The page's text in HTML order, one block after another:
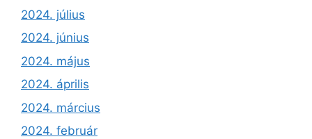
2024. július
2024. június
2024. május
2024. április
2024. március
2024. február